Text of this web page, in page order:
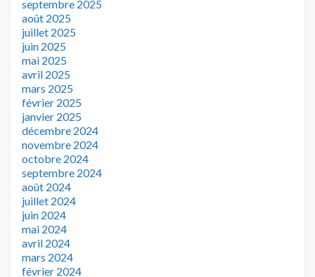
septembre 2025
août 2025
juillet 2025
juin 2025
mai 2025
avril 2025
mars 2025
février 2025
janvier 2025
décembre 2024
novembre 2024
octobre 2024
septembre 2024
août 2024
juillet 2024
juin 2024
mai 2024
avril 2024
mars 2024
février 2024